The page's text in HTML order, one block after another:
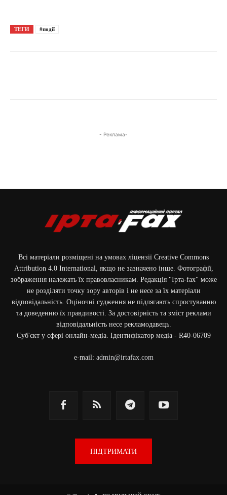
ТЕГИ #події
- Реклама-
Всі матеріали розміщені на умовах ліцензії Creative Commons
Attribution 4.0 International, якщо не зазначено інше. Фотографії,
зображення належать їх правовласникам. Редакція "Ірта-fax" може
не розділяти точку зору авторів і не несе за їх матеріали
відповідальність. Оціночні судження не підлягають спростуванню
та доведенню їх правдивості. За достовірність та зміст реклами
відповідальність несе рекламодавець.
Cуб'єкт у сфері онлайн-медіа. Ідентифікатор медіа - R40-06709
e-mail: admin@irtafax.com
ПІДТРИМАТИ